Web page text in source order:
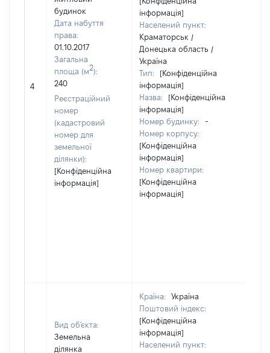
4
будинок
Дата набуття
права:
01.10.2017
Загальна
площа (м2):
240
Реєстраційний
номер
(кадастровий
номер для
земельної
ділянки):
[Конфіденційна
інформація]
інформація]
Населений пункт:
Краматорськ /
Донецька область /
Україна
Тип:
[Конфіденційна
інформація]
Назва:
[Конфіденційна
інформація]
Номер будинку:
-
Номер корпусу:
[Конфіденційна
інформація]
Номер квартири:
[Конфіденційна
інформація]
Вид об'єкта:
Земельна
ділянка
Країна:
Україна
Поштовий індекс:
[Конфіденційна
інформація]
Населений пункт: